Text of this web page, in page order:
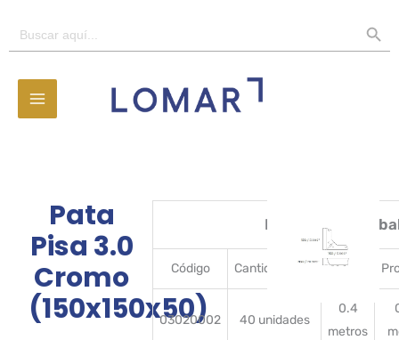
Buscar:
Pata
Pisa 3.0
Cromo
(150x150x50)
Detalles del
Código CantidadBulto Ancho
03020002 40 unidades
0.4
metros